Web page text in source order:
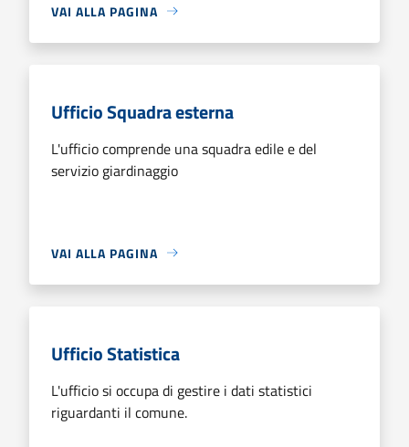
VAI ALLA PAGINA
Ufficio Squadra esterna
L'ufficio comprende una squadra edile e del
servizio giardinaggio
VAI ALLA PAGINA
Ufficio Statistica
L'ufficio si occupa di gestire i dati statistici
riguardanti il comune.